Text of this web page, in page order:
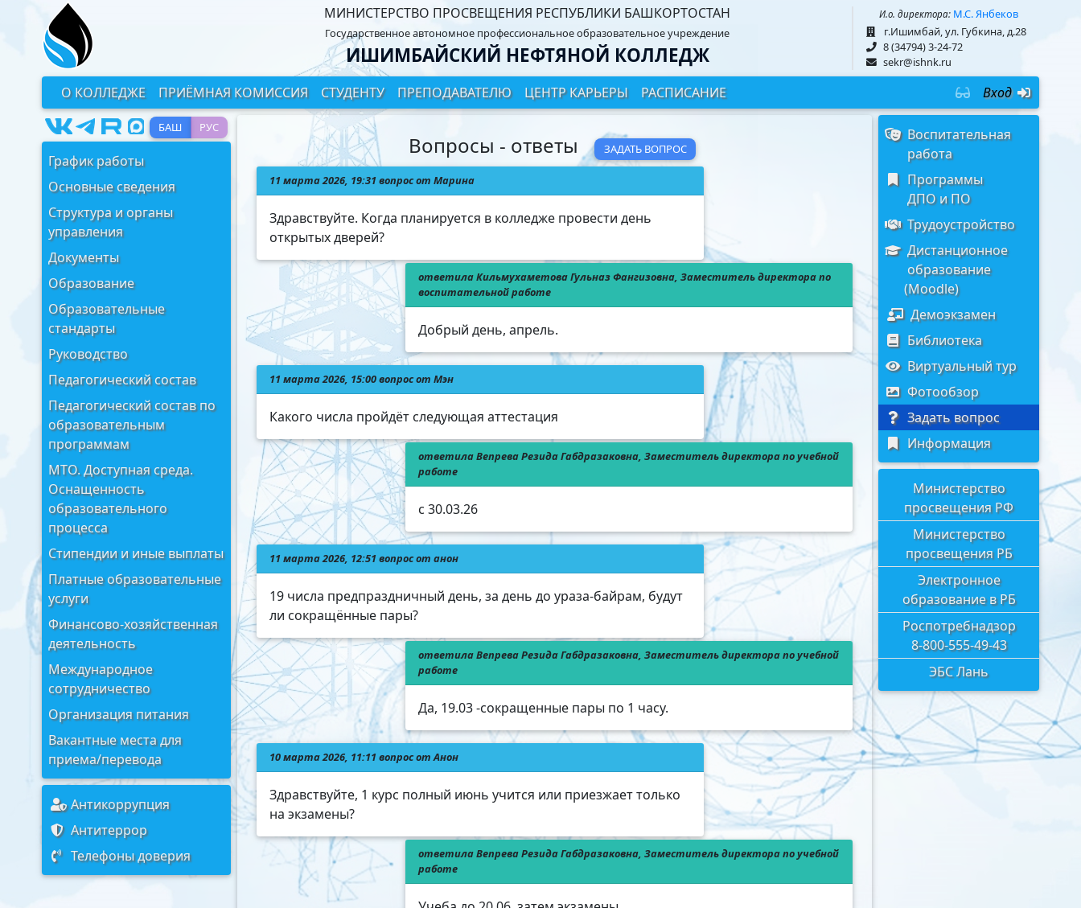
МИНИСТЕРСТВО ПРОСВЕЩЕНИЯ РЕСПУБЛИКИ БАШКОРТОСТАН
Государственное автономное профессиональное образовательное учреждение
ИШИМБАЙСКИЙ НЕФТЯНОЙ КОЛЛЕДЖ
И.о. директора: М.С. Янбеков
г.Ишимбай, ул. Губкина, д.28
8 (34794) 3-24-72
sekr@ishnk.ru
Вход
О КОЛЛЕДЖЕ ПРИЁМНАЯ КОМИССИЯ СТУДЕНТУ ПРЕПОДАВАТЕЛЮ ЦЕНТР КАРЬЕРЫ РАСПИСАНИЕ
БАШ РУС
График работы
Основные сведения
Структура и органы
управления
Документы
Образование
Образовательные
стандарты
Руководство
Педагогический состав
Педагогический состав по
образовательным
программам
МТО. Доступная среда.
Оснащенность
образовательного
процесса
Стипендии и иные выплаты
Платные образовательные
услуги
Финансово-хозяйственная
деятельность
Международное
сотрудничество
Организация питания
Вакантные места для
приема/перевода
Антикоррупция
Антитеррор
Телефоны доверия
Вопросы - ответы ЗАДАТЬ ВОПРОС
11 марта 2026, 19:31 вопрос от Марина
Здравствуйте. Когда планируется в колледже провести день
открытых дверей?
ответила Кильмухаметова Гульназ Фангизовна, Заместитель директора по
воспитательной работе
Добрый день, апрель.
11 марта 2026, 15:00 вопрос от Мэн
Какого числа пройдёт следующая аттестация
ответила Вепрева Резида Габдразаковна, Заместитель директора по учебной
работе
с 30.03.26
11 марта 2026, 12:51 вопрос от анон
19 числа предпраздничный день, за день до ураза-байрам, будут
ли сокращённые пары?
ответила Вепрева Резида Габдразаковна, Заместитель директора по учебной
работе
Да, 19.03 -сокращенные пары по 1 часу.
10 марта 2026, 11:11 вопрос от Анон
Здравствуйте, 1 курс полный июнь учится или приезжает только
на экзамены?
ответила Вепрева Резида Габдразаковна, Заместитель директора по учебной
работе
Воспитательная
работа
Программы
ДПО и ПО
Трудоустройство
Дистанционное
образование
(Moodle)
Демоэкзамен
Библиотека
Виртуальный тур
Фотообзор
Задать вопрос
Информация
Министерство
просвещения РФ
Министерство
просвещения РБ
Электронное
образование в РБ
Роспотребнадзор
8-800-555-49-43
ЭБС Лань